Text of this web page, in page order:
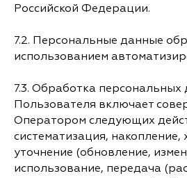
Российской Федерации.
7.2. Персональные данные
использованием
7.3. Обработка персональных
Пользователя включает
Оператором следующих
систематизация, накопление,
уточнение (обновление,
использование, передача